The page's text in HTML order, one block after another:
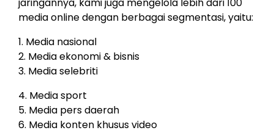
jaringannya, kami juga mengelola lebih dari 100
media online dengan berbagai segmentasi, yaitu:
1. Media nasional
2. Media ekonomi & bisnis
3. Media selebriti
4. Media sport
5. Media pers daerah
6. Media konten khusus video